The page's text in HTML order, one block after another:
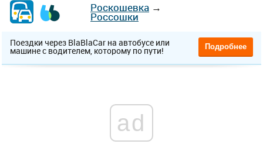
Роскошевка →
Россошки
Поездки через BlaBlaCar на автобусе или
машине с водителем, которому по пути! Подробнее
ad